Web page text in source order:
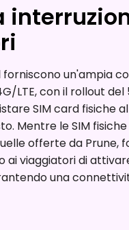
forniscono un'ampia
LTE, con il rollout
SIM card fisiche
Mentre le SIM
offerte da
viaggiatori di
una